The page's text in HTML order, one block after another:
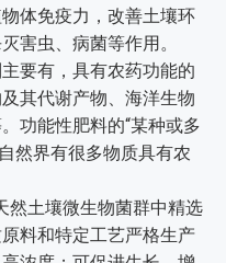
体免疫力，改善土壤环
害虫、病菌等作用。
要有，具有农药功能的
其代谢产物、海洋生物
功能性肥料的“某种或多
然界有很多物质具有农
土壤微生物菌群中精选
料和特定工艺严格生产